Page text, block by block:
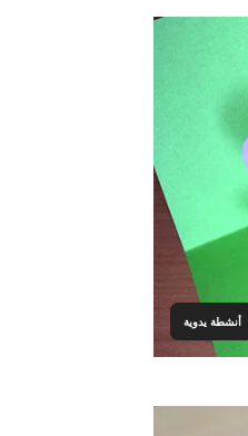
أنشطة يدوية